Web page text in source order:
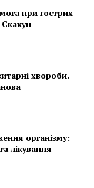
при гострих
хвороби.
організму:
лікування